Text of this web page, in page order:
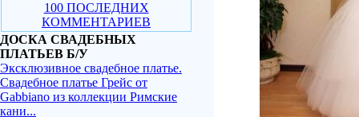
100 ПОСЛЕДНИХ
КОММЕНТАРИЕВ
ДОСКА СВАДЕБНЫХ
ПЛАТЬЕВ Б/У
Эксклюзивное свадебное платье.
Свадебное платье Грейс от
Gabbiano из коллекции Римские
кани...